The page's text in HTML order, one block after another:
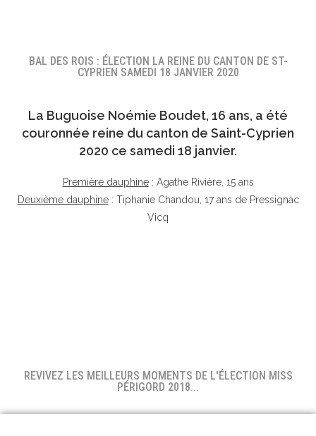
BAL DES ROIS : ÉLECTION LA REINE DU CANTON DE ST-
CYPRIEN SAMEDI 18 JANVIER 2020
La Buguoise Noémie Boudet, 16 ans, a été
couronnée reine du canton de Saint-Cyprien
2020 ce samedi 18 janvier.
Première dauphine: Agathe Rivière, 15 ans
Deuxième dauphine: Tiphanie Chandou, 17 ans de Pressignac
Vicq
REVIVEZ LES MEILLEURS MOMENTS DE L'ÉLECTION MISS
PÉRIGORD 2018...